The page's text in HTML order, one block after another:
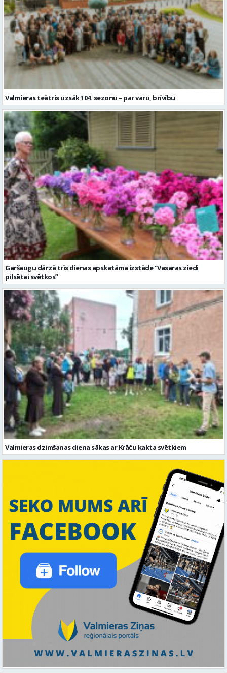
Valmieras teātris uzsāk 104. sezonu – par varu, brīvību
Garšaugu dārzā trīs dienas apskatāma izstāde “Vasaras ziedi
pilsētai svētkos”
Valmieras dzimšanas diena sākas ar Krāču kakta svētkiem